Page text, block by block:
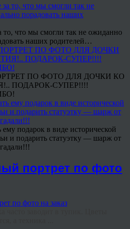
то, что мы смогли так не ожиданно
наших родителей…
ПО ФОТО ДЛЯ ДОЧКИ КО
ПОДАРОК-СУПЕР!!!!
подарок в виде исторической
и подарить статуэтку — шарж от
портрет по фото